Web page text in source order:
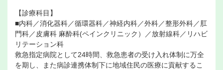
【診療科目】
■内科／消化器科／循環器科／神経内科／外科／整形外科／肛
門科／皮膚科 麻酔科(ペインクリニック）／放射線科／リハビ
リテーション科
救急指定病院として24時間、救急患者の受け入れ体制に万全
を期し、また病診連携体制下に地域住民の医療に貢献するこ